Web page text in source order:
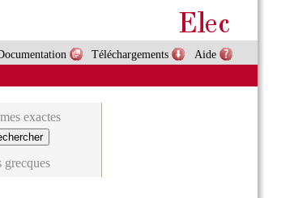
Aide
Téléchargements
exactes
grecques